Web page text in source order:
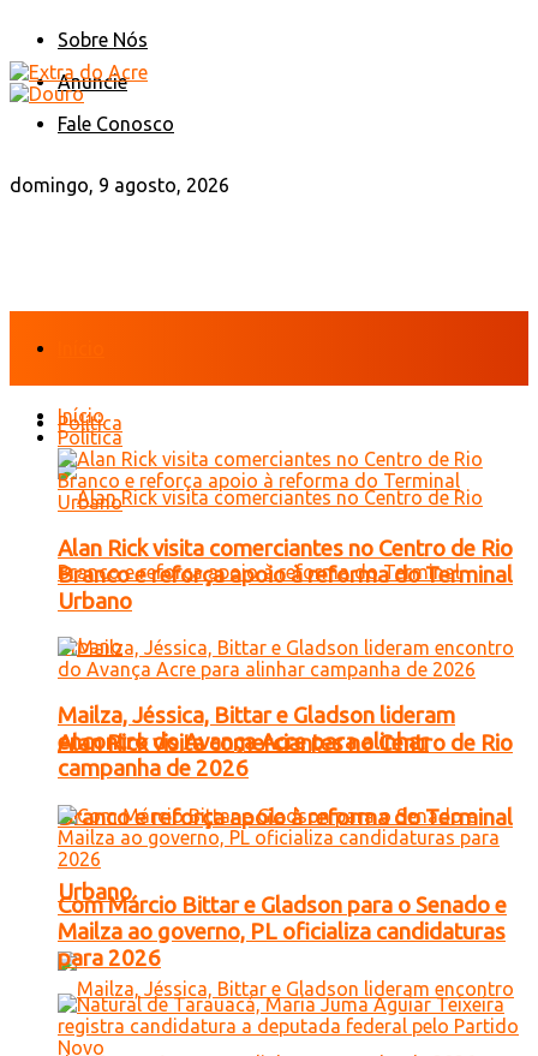
Sobre Nós
Anuncie
Fale Conosco
domingo, 9 agosto, 2026
Política
Alan Rick visita comerciantes no Centro de Rio
Branco e reforça apoio à reforma do Terminal
Urbano
Início
Política
Alan Rick visita comerciantes no Centro de Rio
Branco e reforça apoio à reforma do Terminal
Urbano
Mailza, Jéssica, Bittar e Gladson lideram
encontro do Avança Acre para alinhar
campanha de 2026
Com Márcio Bittar e Gladson para o Senado e
Mailza ao governo, PL oficializa candidaturas
para 2026